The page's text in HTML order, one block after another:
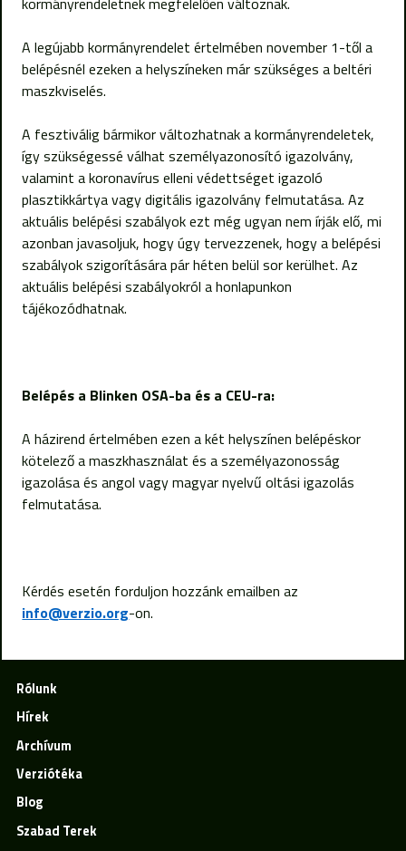
A legújabb kormányrendelet értelmében november 1-től a
belépésnél ezeken a helyszíneken már szükséges a beltéri
maszkviselés.
A fesztiválig bármikor változhatnak a kormányrendeletek,
így szükségessé válhat személyazonosító igazolvány,
valamint a koronavírus elleni védettséget igazoló
plasztikkártya vagy digitális igazolvány felmutatása. Az
aktuális belépési szabályok ezt még ugyan nem írják elő, mi
azonban javasoljuk, hogy úgy tervezzenek, hogy a belépési
szabályok szigorítására pár héten belül sor kerülhet. Az
aktuális belépési szabályokról a honlapunkon
tájékozódhatnak.
Belépés a Blinken OSA-ba és a CEU-ra:
A házirend értelmében ezen a két helyszínen belépéskor
kötelező a maszkhasználat és a személyazonosság
igazolása és angol vagy magyar nyelvű oltási igazolás
felmutatása.
Kérdés esetén forduljon hozzánk emailben az
info@verzio.org-on.
Rólunk
Hírek
Archívum
Verziótéka
Blog
Szabad Terek